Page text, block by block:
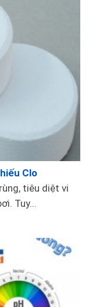
Clo
tiêu diệt vi
Tuy...